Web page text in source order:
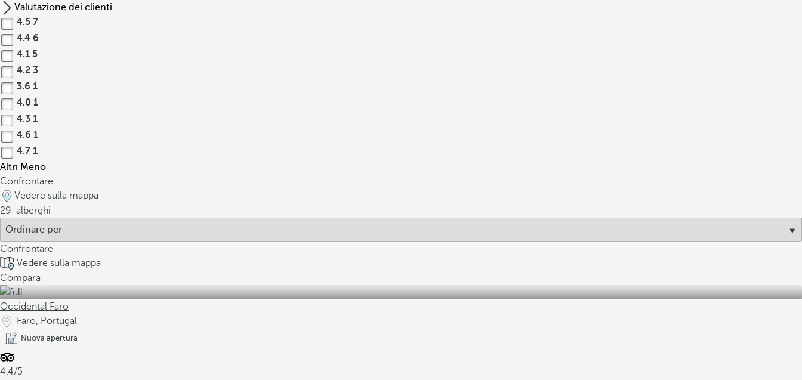
Valutazione dei clienti
4.5 7
4.4 6
4.1 5
4.2 3
3.6 1
4.0 1
4.3 1
4.6 1
4.7 1
Altri Meno
Confrontare
Vedere sulla mappa
29 alberghi
Confrontare
Vedere sulla mappa
Compara
Occidental Faro
Faro, Portugal
Nuova apertura
4.4/5